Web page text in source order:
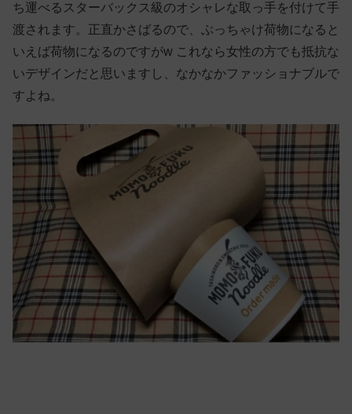
ち運べるスターバックス級のオシャレな取っ手を付けて手
渡されます。正直かさばるので、ぶっちゃけ荷物になると
いえば荷物になるのですがw これなら女性の方でも抵抗な
いデザインだと思いますし、なかなかファッショナブルで
すよね。